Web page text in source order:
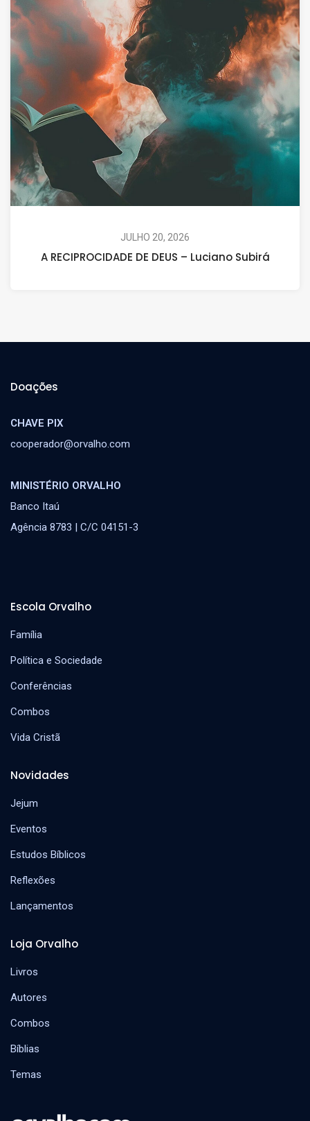
JULHO 20, 2026
A RECIPROCIDADE DE DEUS – Luciano Subirá
Loja Orvalho
Livros
Autores
Combos
Bíblias
Temas
Novidades
Jejum
Eventos
Estudos Bíblicos
Reflexões
Lançamentos
Escola Orvalho
Família
Política e Sociedade
Conferências
Combos
Vida Cristã
Doações
CHAVE PIX
cooperador@orvalho.com
MINISTÉRIO ORVALHO
Banco Itaú
Agência 8783 | C/C 04151-3